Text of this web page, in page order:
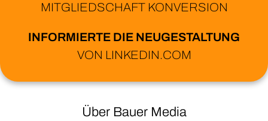
MITGLIEDSCHAFT KONVERSION
INFORMIERTE DIE NEUGESTALTUNG
VON LINKEDIN.COM
Über Bauer Media